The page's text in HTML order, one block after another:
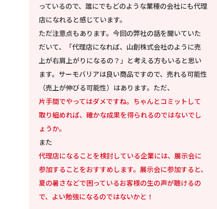
っているので、誰にでもどのような業種の会社にも代理
店になれると感じています。
ただ注意点もあります。今回の弊社の話を聞いていた
だいて、「代理店になれば、山創株式会社のように売
上が右肩上がりになるの？」と考える方もいると思い
ます。サーモバリアは良い商品ですので、売れる可能性
（売上が伸びる可能性）はあります。ただ、
片手間でやってはダメですね。ちゃんとコミットして
取り組めれば、確かな成果を得られるのではないでし
ょうか。
また
代理店になることを検討している企業には、展示会に
参加することをおすすめします。展示会に参加すると、
夏の暑さなどで困っているお客様の生の声が聴けるの
で、よい勉強になるのではないかと！